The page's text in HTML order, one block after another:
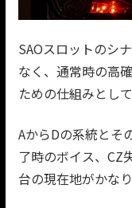
SAOスロットのシ
なく、通常時の高
ための仕組みとし
AからDの系統とそ
了時のボイス、CZ
台の現在地がかな